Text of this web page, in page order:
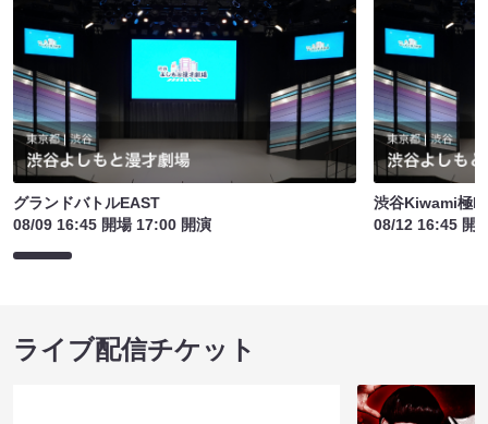
グランドバトルEAST
08/09 16:45 開場 17:00 開演
渋谷Kiwami極
08/12 16:45 開
ライブ配信チケット